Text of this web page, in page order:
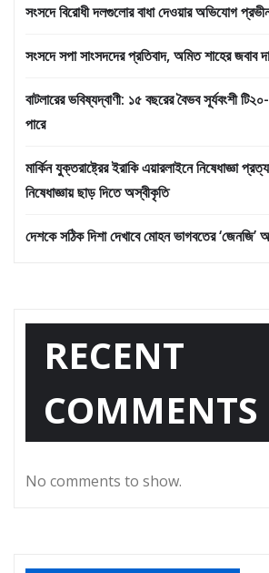
সংসদে বিরোধী দলগুলোর বাধা দেওয়ার অভিযোগ
সংসদে সপা সাংসদদের প্রতিবাদ, অমিত শাহের জবাব
বাটলারের ভবিষ্যদ্বাণী: ১৫ বছরের বৈভব সূর্যবংশী
পারে
মার্কিন যুক্তরাষ্ট্রের ইরাকি এয়ারলাইনে নিষেধাজ্ঞা
নিষেধাজ্ঞায় ছাড় দিতে অস্বীকৃতি
দেশকে সঠিক দিশা দেখাবে মোহন ভাগবতের ‘জেনজি’
RECENT
COMMENTS
No comments to show.